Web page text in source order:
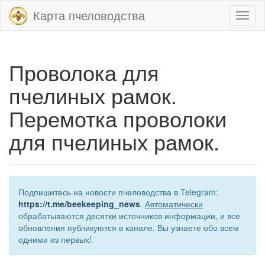
Карта пчеловодства
Проволока для
пчелиных рамок.
Перемотка проволоки
для пчелиных рамок.
Подпишитесь на новости пчеловодства в Telegram:
https://t.me/beekeeping_news. Автоматически
обрабатываются десятки источников информации, и все
обновления публикуются в канале. Вы узнаете обо всем
одними из первых!